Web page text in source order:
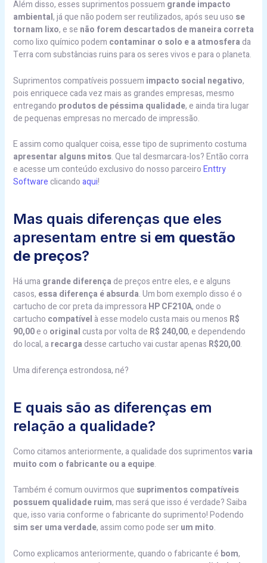
Além disso, esses suprimentos possuem grande impacto
ambiental, já que não podem ser reutilizados, após seu uso se
tornam lixo, e se não forem descartados de maneira correta
como lixo químico podem contaminar o solo e a atmosfera da
Terra com substâncias ruins para os seres vivos e para o planeta.
Suprimentos compatíveis possuem impacto social negativo,
pois enriquece cada vez mais as grandes empresas, mesmo
entregando produtos de péssima qualidade, e ainda tira lugar
de pequenas empresas no mercado de impressão.
E assim como qualquer coisa, esse tipo de suprimento costuma
apresentar alguns mitos. Que tal desmarcara-los? Então corra
e acesse um conteúdo exclusivo do nosso parceiroEnttry
Softwareclicandoaqui!
Mas quais diferenças que eles
apresentam entre si em questão
de preços?
Há uma grande diferença de preços entre eles, e e alguns
casos, essa diferença é absurda. Um bom exemplo disso é o
cartucho de cor preta da impressora HP CF210A, onde o
cartucho compatível à esse modelo custa mais ou menos R$
90,00e o originalcusta por volta de R$ 240,00, e dependendo
do local, a recarga desse cartucho vai custar apenas R$20,00.
Uma diferença estrondosa, né?
E quais são as diferenças em
relação a qualidade?
Como citamos anteriormente, a qualidade dos suprimentosvaria
muito com o fabricante ou a equipe.
Também é comum ouvirmos que suprimentos compatíveis
possuem qualidade ruim, mas será que isso é verdade? Saiba
que, isso varia conforme o fabricante do suprimento! Podendo
sim ser uma verdade, assim como pode serum mito.
Como explicamos anteriormente, quando o fabricante é bom,